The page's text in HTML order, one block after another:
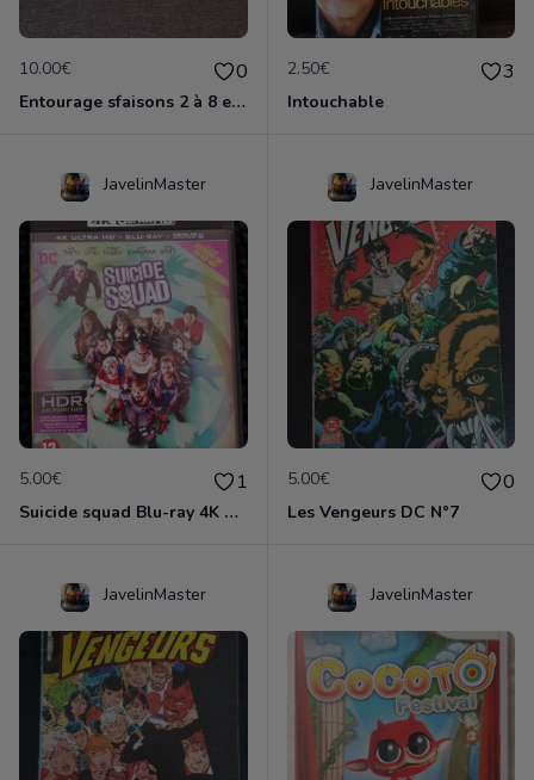
10.00€ 0
Entourage sfaisons 2 à 8 en dvd
2.50€ 3
Intouchable
JavelinMaster
5.00€ 1
Suicide squad Blu-ray 4K ultra HD
JavelinMaster
5.00€ 0
Les Vengeurs DC N°7
JavelinMaster JavelinMaster